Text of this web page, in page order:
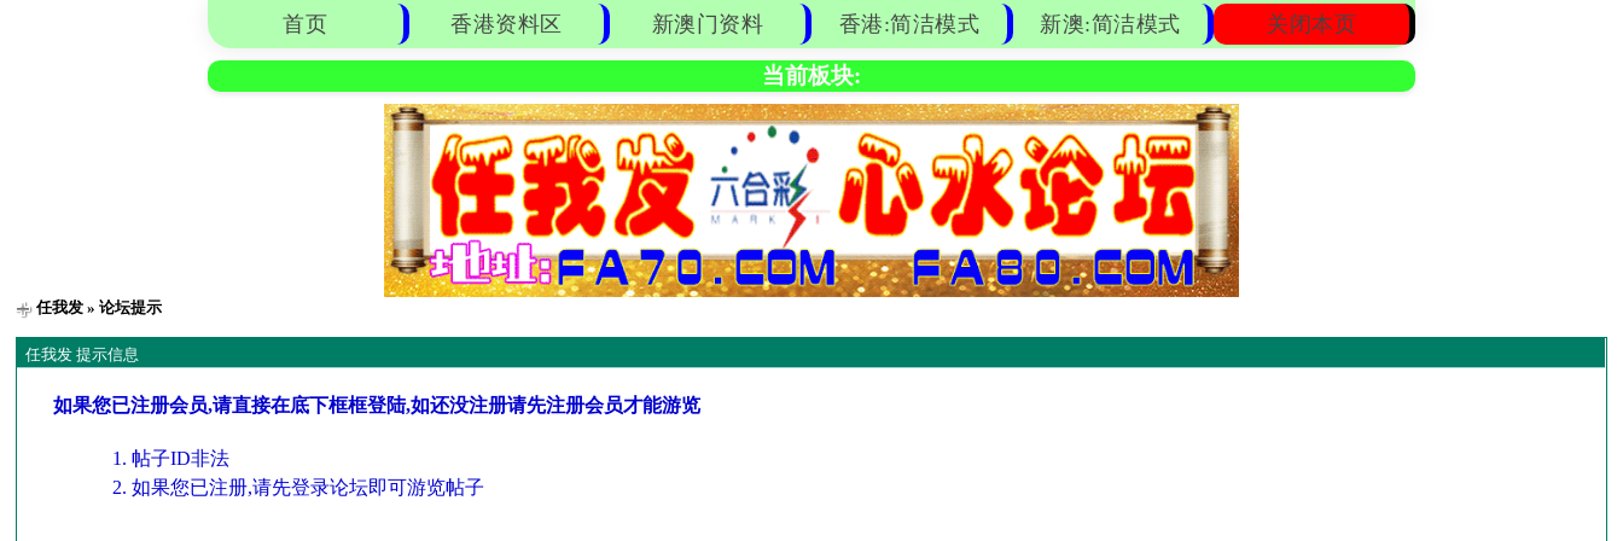
首页 香港资料区 新澳门资料 香港:简洁模式 新澳:简洁模式 关闭本页
当前板块:
任我发 » 论坛提示
任我发 提示信息
如果您已注册会员,请直接在底下框框登陆,如还没注册请先注册会员才能游览
帖子ID非法
如果您已注册,请先登录论坛即可游览帖子